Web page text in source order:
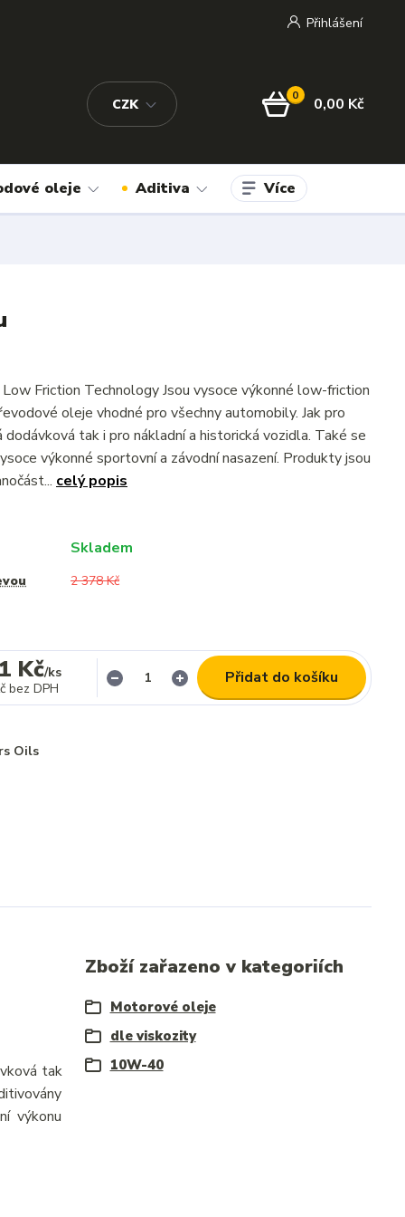
CZK
Přihlášení
0 0,00 Kč
oleje Aditiva Více
Friction Technology Jsou vysoce výkonné low-friction
oleje vhodné pro všechny automobily. Jak pro
dodávková tak i pro nákladní a historická vozidla. Také se
výkonné sportovní a závodní nasazení. Produkty jsou
celý popis
Skladem
2 378 Kč
Kč/ks
bez DPH
Přidat do košíku
Oils
tak
výkonu
Zboží zařazeno v kategoriích
Motorové oleje
dle viskozity
10W-40